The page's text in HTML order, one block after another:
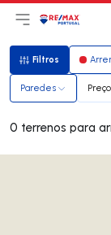
Abri menu
LogoIr para
Filtros
Filtros
Paredes Preço